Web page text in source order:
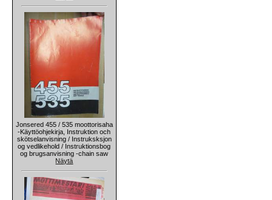
Jonsered 455 / 535 moottorisaha
-Käyttöohjekirja, Instruktion och
skötselanvisning / Instruksksjon
og vedlikehold / Instruktionsbog
og brugsanvisning -chain saw
Näytä